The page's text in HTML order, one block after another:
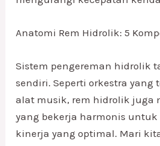
Anatomi Rem Hidrolik: 5
Sistem pengereman hidrolik
sendiri. Seperti orkestra yang
alat musik, rem hidrolik juga
yang bekerja harmonis
kinerja yang optimal. Mari